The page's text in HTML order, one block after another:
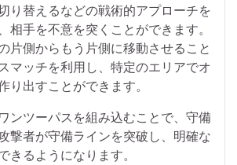
り替えるなどの戦術的アプローチを
相手を不意を突くことができます。
片側からもう片側に移動させること
マッチを利用し、特定のエリアでオ
り出すことができます。
ンツーパスを組み込むことで、守備
撃者が守備ラインを突破し、明確な
きるようになります。